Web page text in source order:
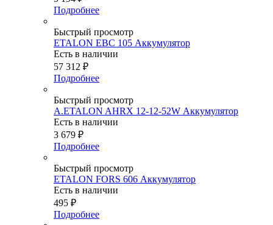
Подробнее
Быстрый просмотр
ETALON EBC 105 Аккумулятор
Есть в наличии
57 312 ₽
Подробнее
Быстрый просмотр
A.ETALON AHRX 12-12-52W Аккумулятор
Есть в наличии
3 679 ₽
Подробнее
Быстрый просмотр
ETALON FORS 606 Аккумулятор
Есть в наличии
495 ₽
Подробнее